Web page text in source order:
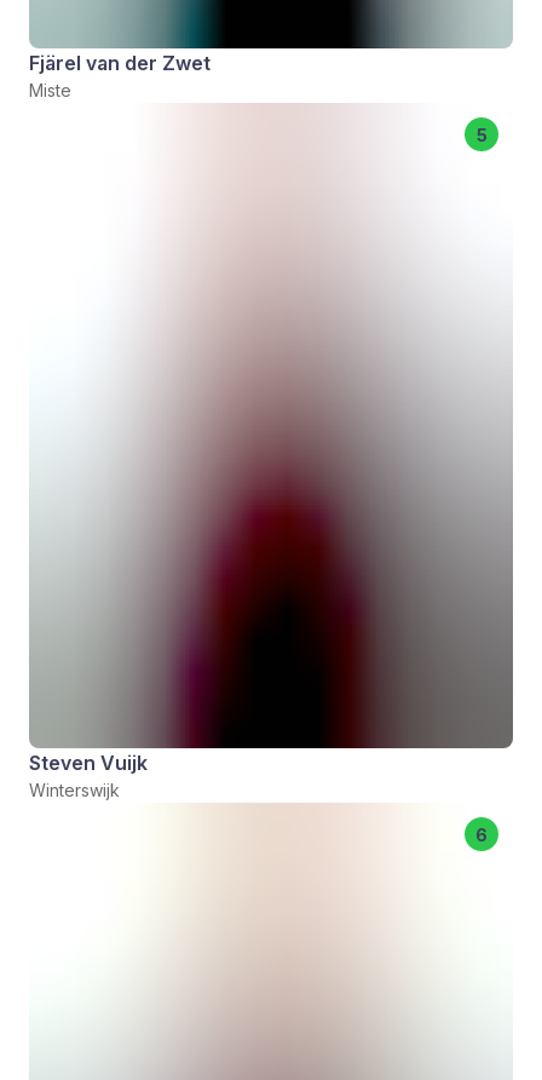
Fjärel van der Zwet
Miste
5
Steven Vuijk
Winterswijk
6